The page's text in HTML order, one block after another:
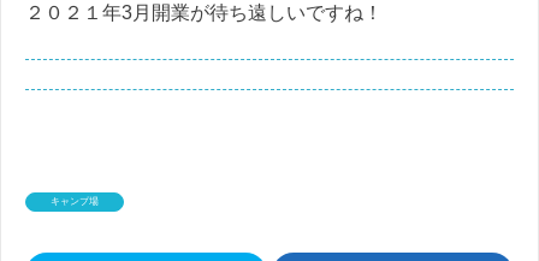
２０２１年3月開業が待ち遠しいですね！
キャンプ場